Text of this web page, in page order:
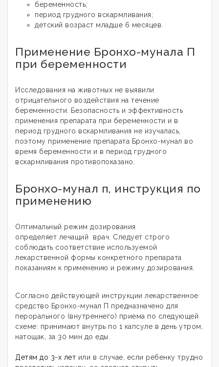
беременность;
период грудного вскармливания;
детский возраст младше 6 месяцев.
Применение Бронхо-мунала П
при беременности
Исследования на животных не выявили
отрицательного воздействия на течение
беременности. Безопасность и эффективность
применения препарата при беременности и в
период грудного вскармливания не изучалась,
поэтому применение препарата Бронхо-мунал во
время беременности и в период грудного
вскармливания противопоказано.
Бронхо-мунал п, инструкция по
применению
Оптимальный режим дозирования
определяет лечащий врач. Следует строго
соблюдать соответствие используемой
лекарственной формы конкретного препарата
показаниям к применению и режиму дозирования.
Согласно действующей инструкции лекарственное
средство Бронхо-мунал П предназначено для
перорального (внутреннего) приема по следующей
схеме: принимают внутрь по 1 капсуле в день утром,
натощак, за 30 мин до еды.
Детям до 3-х лет или в случае, если ребенку трудно